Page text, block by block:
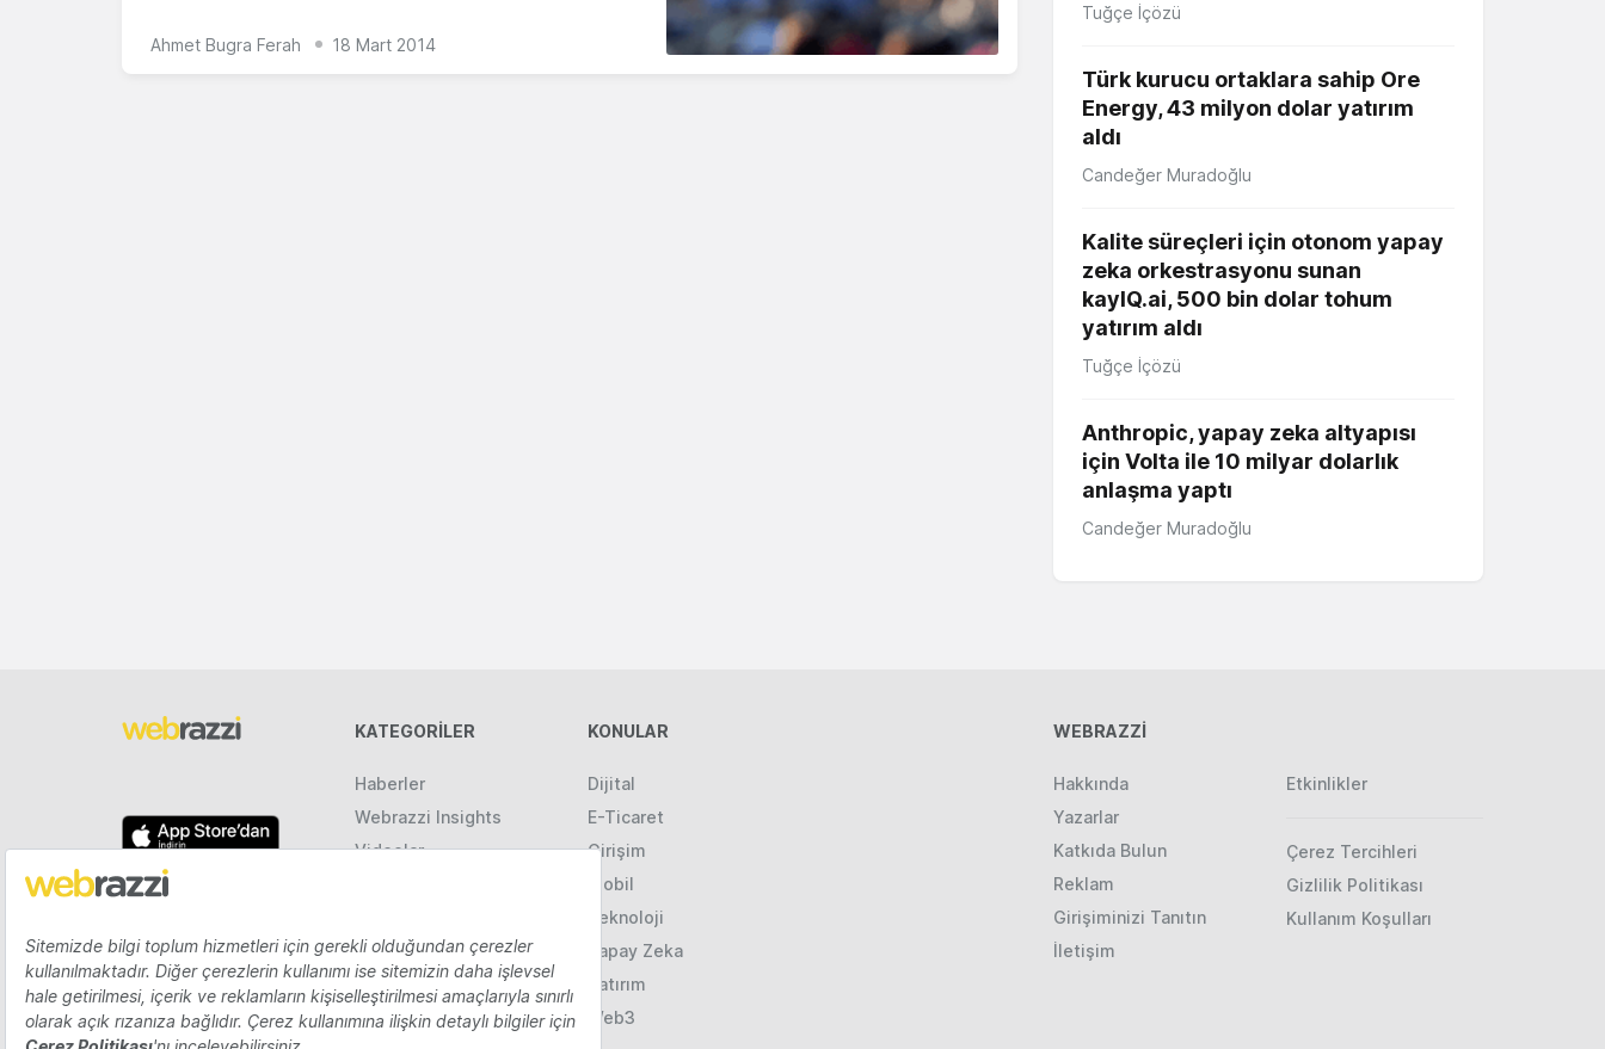
Ahmet Bugra Ferah 18 Mart 2014
Tuğçe İçözü
Türk kurucu ortaklara sahip Ore
Energy, 43 milyon dolar yatırım
aldı
Candeğer Muradoğlu
Kalite süreçleri için otonom yapay
zeka orkestrasyonu sunan
kayIQ.ai, 500 bin dolar tohum
yatırım aldı
Tuğçe İçözü
Anthropic, yapay zeka altyapısı
için Volta ile 10 milyar dolarlık
anlaşma yaptı
Candeğer Muradoğlu
KATEGORILER
Haberler
Webrazzi Insights
Videolar
KONULAR
Dijital
E-Ticaret
Girişim
Mobil
Teknoloji
Yapay Zeka
Yatırım
Web3
WEBRAZZİ
Hakkında
Yazarlar
Katkıda Bulun
Reklam
Girişiminizi Tanıtın
İletişim
Etkinlikler
Çerez Tercihleri
Gizlilik Politikası
Kullanım Koşulları